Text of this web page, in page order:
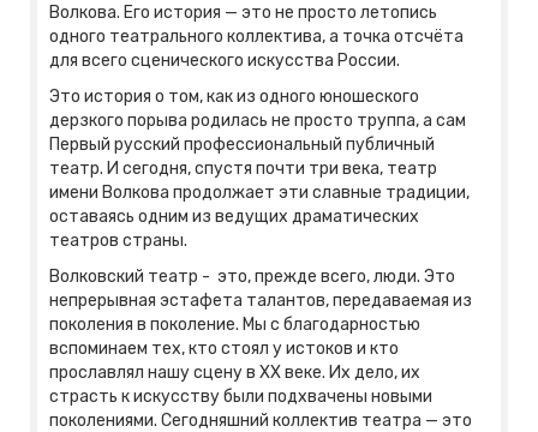
Волкова. Его история — это не просто летопись
одного театрального коллектива, а точка отсчёта
для всего сценического искусства России.
Это история о том, как из одного юношеского
дерзкого порыва родилась не просто труппа, а сам
Первый русский профессиональный публичный
театр. И сегодня, спустя почти три века, театр
имени Волкова продолжает эти славные традиции,
оставаясь одним из ведущих драматических
театров страны.
Волковский театр - это, прежде всего, люди. Это
непрерывная эстафета талантов, передаваемая из
поколения в поколение. Мы с благодарностью
вспоминаем тех, кто стоял у истоков и кто
прославлял нашу сцену в XX веке. Их дело, их
страсть к искусству были подхвачены новыми
поколениями. Сегодняшний коллектив театра — это